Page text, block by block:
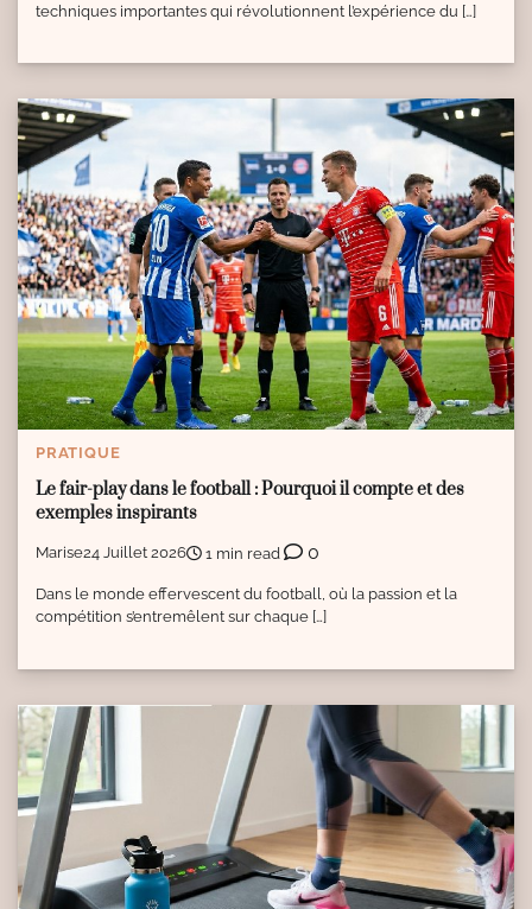
techniques importantes qui révolutionnent l’expérience du […]
PRATIQUE
Le fair-play dans le football : Pourquoi il compte et des
exemples inspirants
Marise24 Juillet 2026 1 min read 0
Dans le monde effervescent du football, où la passion et la
compétition s’entremêlent sur chaque […]